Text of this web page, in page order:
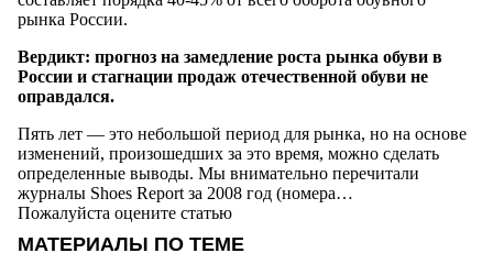
рынка России.
Вердикт: прогноз на замедление роста рынка обуви в
России и стагнации продаж отечественной обуви не
оправдался.
Пять лет — это небольшой период для рынка, но на основе
изменений, произошедших за это время, можно сделать
определенные выводы. Мы внимательно перечитали
журналы Shoes Report за 2008 год (номера…
Пожалуйста оцените статью
МАТЕРИАЛЫ ПО ТЕМЕ